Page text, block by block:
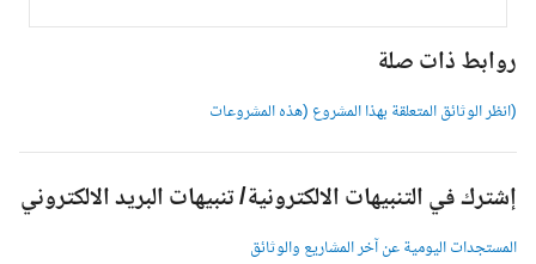
روابط ذات صلة
(انظر الوثائق المتعلقة بهذا المشروع (هذه المشروعات
إشترك في التنبيهات الالكترونية/ تنبيهات البريد الالكتروني
المستجدات اليومية عن آخر المشاريع والوثائق